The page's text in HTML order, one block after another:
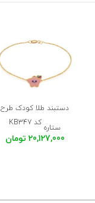
دستبند طلا کودک طرح
ستاره
کد KB347
20,127,000 تومان